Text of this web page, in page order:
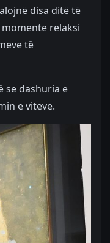
disa ditë të
relaksi
të
se dashuria e
e viteve.